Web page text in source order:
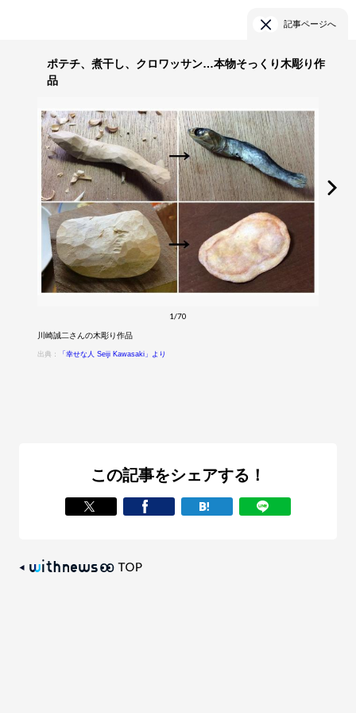
記事ページへ
ポテチ、煮干し、クロワッサン…本物そっくり木彫り作
品
1/70
川崎誠二さんの木彫り作品
出典： 「幸せな人 Seiji Kawasaki」より
この記事をシェアする！